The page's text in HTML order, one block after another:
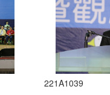
221A1039